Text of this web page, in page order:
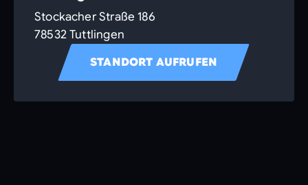
Stockacher Straße 186
78532 Tuttlingen
STANDORT AUFRUFEN